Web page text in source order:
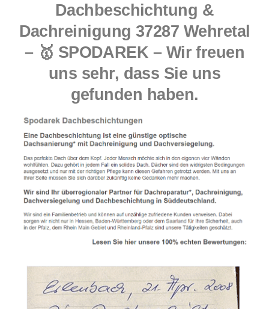
Dachbeschichtung &
Dachreinigung 37287 Wehretal
– 🥇 SPODAREK – Wir freuen
uns sehr, dass Sie uns
gefunden haben.